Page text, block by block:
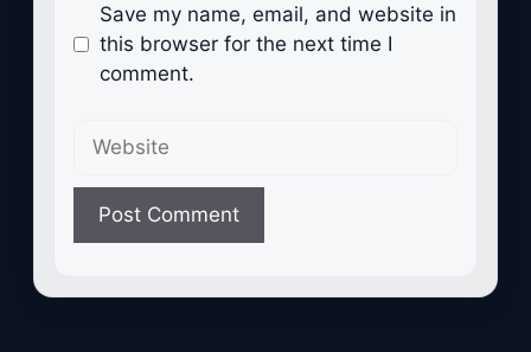
Save my name, email, and website in
this browser for the next time I
comment.